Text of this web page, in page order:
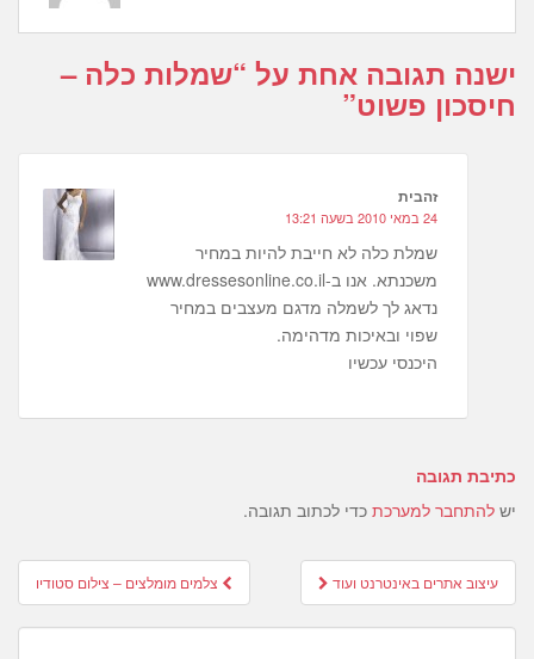
ישנה תגובה אחת על “שמלות כלה –
חיסכון פשוט”
זהבית
24 במאי 2010 בשעה 13:21
שמלת כלה לא חייבת להיות במחיר
משכנתא. אנו ב-www.dressesonline.co.il
נדאג לך לשמלה מדגם מעצבים במחיר
שפוי ובאיכות מדהימה.
היכנסי עכשיו
כתיבת תגובה
יש להתחבר למערכת כדי לכתוב תגובה.
Post
navigation
צלמים מומלצים – צילום סטודיו עיצוב אתרים באינטרנט ועוד